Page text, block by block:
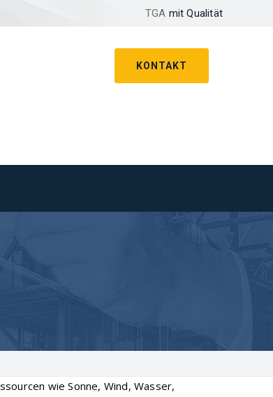
TGA mit Qualität
KONTAKT
wie Sonne, Wind, Wasser,